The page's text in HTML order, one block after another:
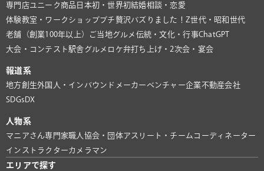
専門店ユニーク商品 日本初・世界初結婚相談・恋愛
体験教室・ワークショッププチ贅沢バズりました！ Z世代・昭和世代
老舗（創業100年以上）
ご当地グルメ 伝統・文化・行事ChatGPT
大会・コンテスト 駅舎グルメ ロケ弁打ち上げ・2次会・宴会
報道系
地方創生外国人・インバウンド メーカー ベンチャー企業不動産会社
SDGs DX
人物系
マニアさん専門家 職人 協会・団体アスリート・チーム コーディネーター
インストラクターカメラマン
エリアで探す